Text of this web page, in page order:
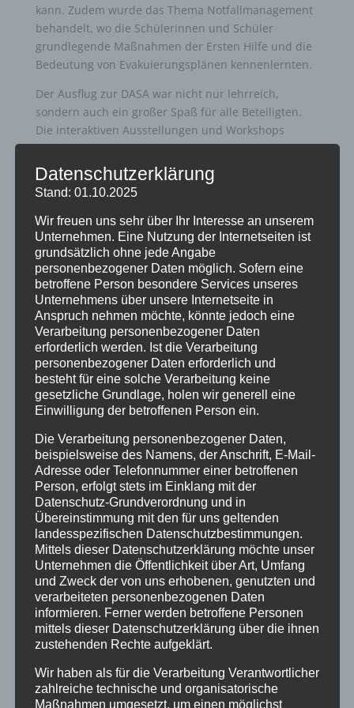
kann. Zudem wurde das Thema Notfallmanagement
behandelt, wo die Schülerinnen und Schüler
grundlegende Maßnahmen der Ersten Hilfe und die
Bedeutung von Evakuierungsplänen kennenlernten.
Der Ausflug zur DASA war nicht nur lehrreich,
sondern auch ein großer Spaß für alle Beteiligten.
Die interaktiven Ausstellungen und Workshops
regten die Kinder dazu an, über ihre eigenen
beruflichen Zukunftsperspektiven nachzudenken
und das Bewusstsein für Sicherheit und Gesundheit
Wir danken der DASA für die informative und
spannende Führung und freuen uns auf weitere
interessante Ausflüge in der Zukunft!
Text und Fotos: Ana Haslsteiner
Datenschutzerklärung
Stand: 01.10.2025
Wir freuen uns sehr über Ihr Interesse an unserem
Unternehmen. Eine Nutzung der Internetseiten ist
grundsätzlich ohne jede Angabe
personenbezogener Daten möglich. Sofern eine
betroffene Person besondere Services unseres
Unternehmens über unsere Internetseite in
Anspruch nehmen möchte, könnte jedoch eine
Verarbeitung personenbezogener Daten
erforderlich werden. Ist die Verarbeitung
personenbezogener Daten erforderlich und
besteht für eine solche Verarbeitung keine
gesetzliche Grundlage, holen wir generell eine
Einwilligung der betroffenen Person ein.
Die Verarbeitung personenbezogener Daten,
beispielsweise des Namens, der Anschrift, E-Mail-
Adresse oder Telefonnummer einer betroffenen
Person, erfolgt stets im Einklang mit der
Datenschutz-Grundverordnung und in
Übereinstimmung mit den für uns geltenden
landesspezifischen Datenschutzbestimmungen.
Mittels dieser Datenschutzerklärung möchte unser
Unternehmen die Öffentlichkeit über Art, Umfang
und Zweck der von uns erhobenen, genutzten und
verarbeiteten personenbezogenen Daten
informieren. Ferner werden betroffene Personen
mittels dieser Datenschutzerklärung über die ihnen
zustehenden Rechte aufgeklärt.
Wir haben als für die Verarbeitung Verantwortlicher
zahlreiche technische und organisatorische
Maßnahmen umgesetzt, um einen möglichst